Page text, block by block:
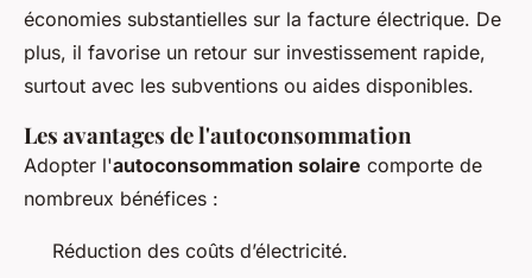
économies substantielles sur la facture électrique. De
plus, il favorise un retour sur investissement rapide,
surtout avec les subventions ou aides disponibles.
Les avantages de l'autoconsommation
Adopter l'autoconsommation solaire comporte de
nombreux bénéfices :
Réduction des coûts d’électricité.